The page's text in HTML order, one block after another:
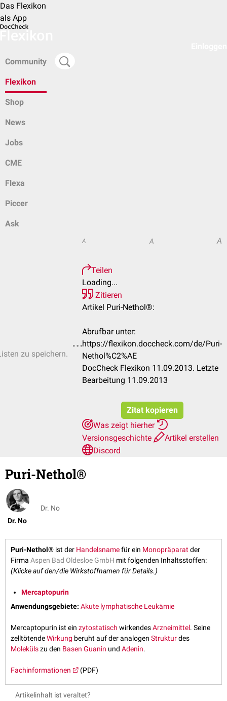
Das Flexikon
als App
Community
Flexikon
Shop
News
Jobs
CME
Flexa
Piccer
Ask
zu speichern.
A A A
Teilen
Loading...
Zitieren
Artikel Puri-Nethol®:
Abrufbar unter:
https://flexikon.doccheck.com/de/Puri-
Nethol%C2%AE
DocCheck Flexikon 11.09.2013. Letzte
Bearbeitung 11.09.2013
Zitat kopieren
Was zeigt hierher
Versionsgeschichte
Artikel erstellen
Discord
Puri-Nethol®
Dr. No
Dr. No
Puri-Nethol® ist der Handelsnamefür ein Monopräparatder
Firma Aspen Bad Oldesloe GmbH mit folgenden Inhaltsstoffen:
(Klicke auf den/die Wirkstoffnamen für Details.)
Mercaptopurin
Anwendungsgebiete: Akute lymphatische Leukämie
Mercaptopurin ist ein zytostatisch wirkendesArzneimittel. Seine
zelltötendeWirkung beruht auf der analogen Strukturdes
Molekülszu den Basen Guanin und Adenin.
Fachinformationen (PDF)
Artikelinhalt ist veraltet?